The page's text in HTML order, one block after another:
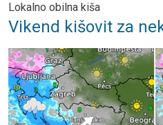
Lokalno obilna kiša
Vikend kišovit za